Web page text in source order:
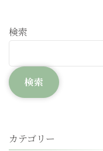
検索
検索
カテゴリー